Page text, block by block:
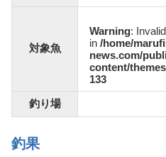
対象魚
Warning:
in /home/
news.com/
content/
133
釣り場
釣果